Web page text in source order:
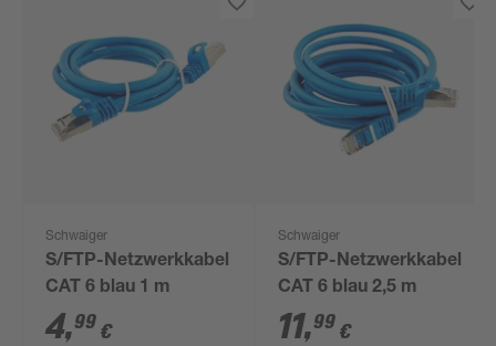
Schwaiger
S/FTP-Netzwerkkabel
CAT 6 blau 1 m
4,99 €
Schwaiger
S/FTP-Netzwerkkabel
CAT 6 blau 2,5 m
11,99 €